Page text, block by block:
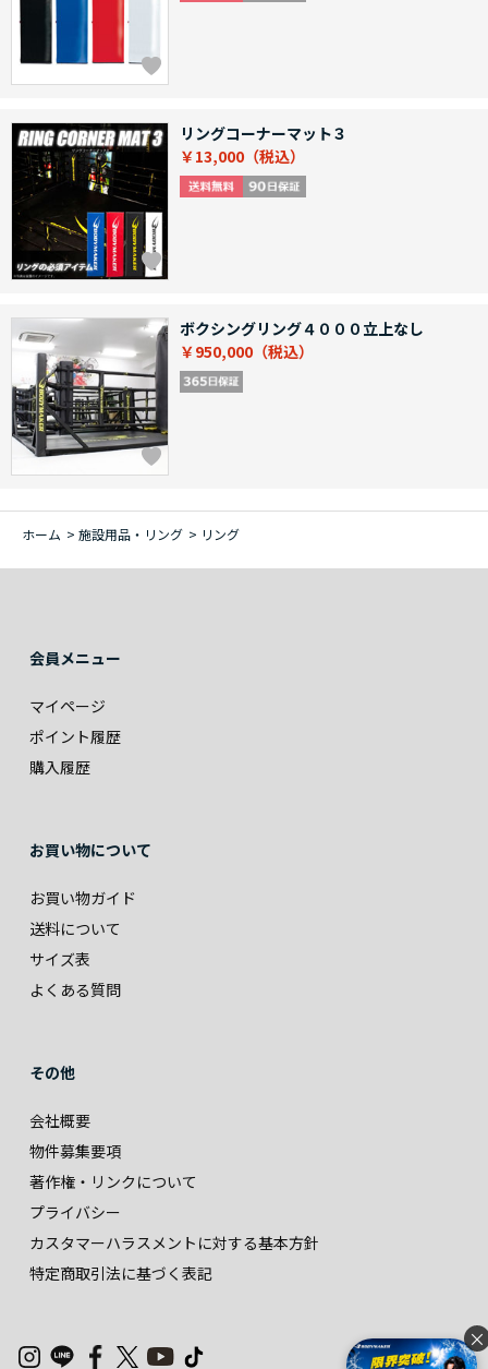
×
リングコーナーマット３
￥13,000
ボクシングリング４０００立上なし
￥950,000
ホーム > 施設用品・リング > リング
会員メニュー
マイページ
ポイント履歴
購入履歴
お買い物について
お買い物ガイド
送料について
サイズ表
よくある質問
その他
会社概要
物件募集要項
著作権・リンクについて
プライバシー
カスタマーハラスメントに対する基本方針
特定商取引法に基づく表記